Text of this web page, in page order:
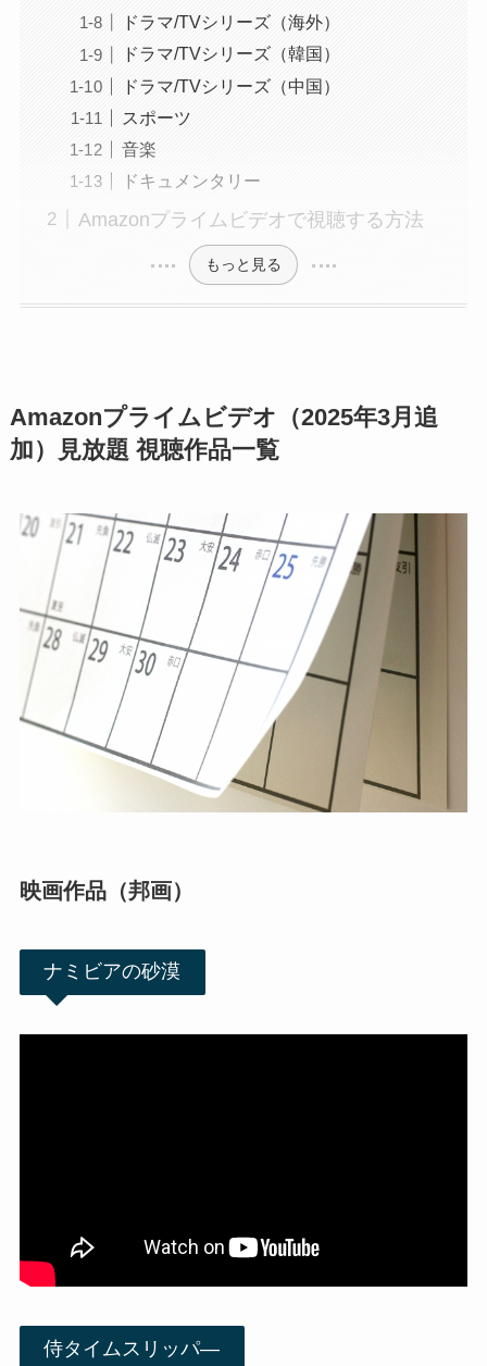
ドラマ/TVシリーズ（海外）
ドラマ/TVシリーズ（韓国）
ドラマ/TVシリーズ（中国）
スポーツ
音楽
ドキュメンタリー
Amazonプライムビデオで視聴する方法
もっと見る
Amazonプライムビデオ（2025年3月追
加）見放題 視聴作品一覧
映画作品（邦画）
ナミビアの砂漠
侍タイムスリッパ―